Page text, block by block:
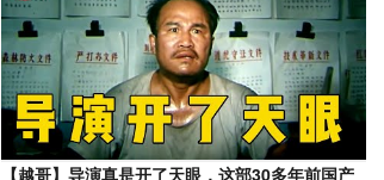
【越哥】导演真是开了天眼，这部30多年前国产